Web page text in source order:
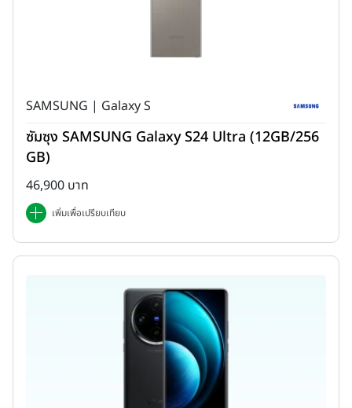
SAMSUNG | Galaxy S
ซัมซุง SAMSUNG Galaxy S24 Ultra (12GB/256
GB)
46,900 บาท
เพิ่มเพื่อเปรียบเทียบ